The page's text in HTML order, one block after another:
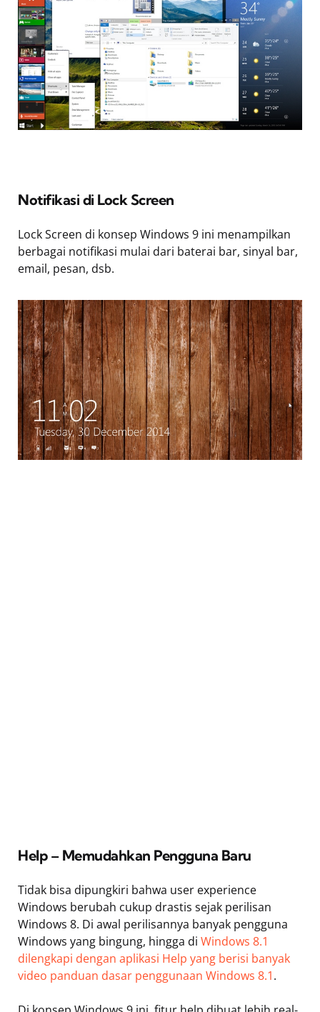
Notifikasi di Lock Screen
Lock Screen di konsep Windows 9 ini menampilkan
berbagai notifikasi mulai dari baterai bar, sinyal bar,
email, pesan, dsb.
Help – Memudahkan Pengguna Baru
Tidak bisa dipungkiri bahwa user experience
Windows berubah cukup drastis sejak perilisan
Windows 8. Di awal perilisannya banyak pengguna
Windows yang bingung, hingga di Windows 8.1
dilengkapi dengan aplikasi Help yang berisi banyak
video panduan dasar penggunaan Windows 8.1.